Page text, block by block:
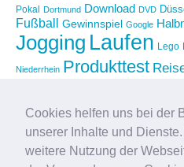
Cookies helfen uns bei der
unserer Inhalte und
weitere Nutzung der
Pokal Dortmund Download DVD
Fußball Gewinnspiel Google
Jogging Laufen Lego
Niederrhein Produkttest
Twitter Urlaub Video vimeo
Compilation
YouTube